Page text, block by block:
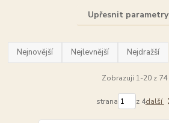
Upřesnit parametry
Nejnovější Nejlevnější Nejdražší
Zobrazuji 1-20 z 74
strana z 4další